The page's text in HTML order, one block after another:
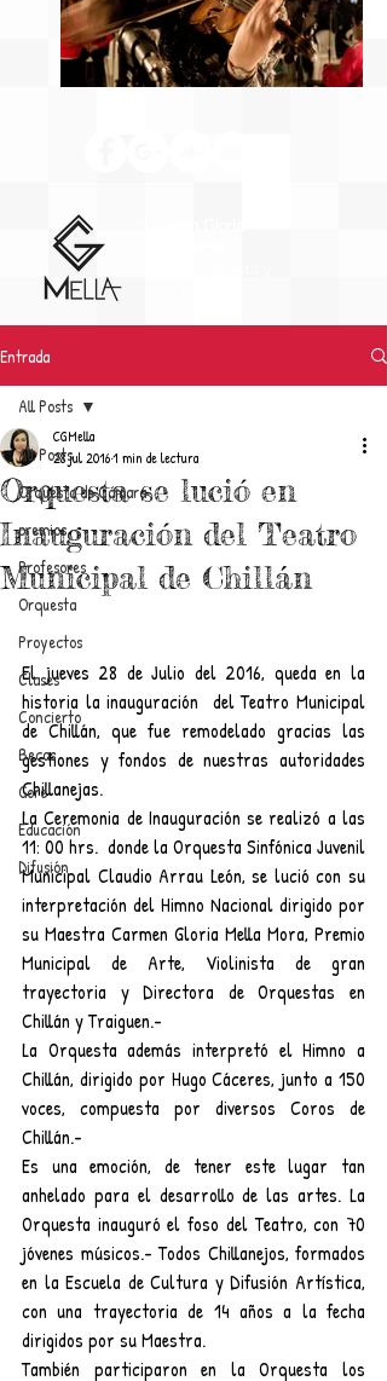
Entrada
All Posts
Orquesta de Cámara
premios
Profesores
Orquesta
Proyectos
Clases
Concierto
Becas
Gore
Educación
Difusión
All Posts
Orquesta se lució en
Inauguración del Teatro
Municipal de Chillán
CGMella
28 jul 20161 min de lectura
El jueves 28 de Julio del 2016, queda en la
historia la inauguración  del Teatro Municipal
de Chillán, que fue remodelado gracias las
gestiones y fondos de nuestras autoridades
Chillanejas.
La Ceremonia de Inauguración se realizó a las
11: 00 hrs.  donde la Orquesta Sinfónica Juvenil
Municipal Claudio Arrau León, se lució con su
interpretación del Himno Nacional dirigido por
su Maestra Carmen Gloria Mella Mora, Premio
Municipal de Arte, Violinista de gran
trayectoria y Directora de Orquestas en
Chillán y Traiguen.-
La Orquesta además interpretó el Himno a
Chillán, dirigido por Hugo Cáceres, junto a 150
voces, compuesta por diversos Coros de
Chillán.-
Es una emoción, de tener este lugar tan
anhelado para el desarrollo de las artes. La
Orquesta inauguró el foso del Teatro, con 70
jóvenes músicos.- Todos Chillanejos, formados
en la Escuela de Cultura y Difusión Artística,
con una trayectoria de 14 años a la fecha
dirigidos por su Maestra.
También participaron en la Orquesta los